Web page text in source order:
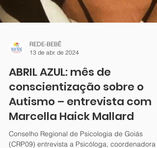
13 de abr. de 2024